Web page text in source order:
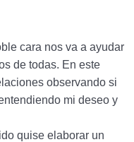
cara nos va a ayudar
de todas. En este
observando si
mi deseo y
quise elaborar un